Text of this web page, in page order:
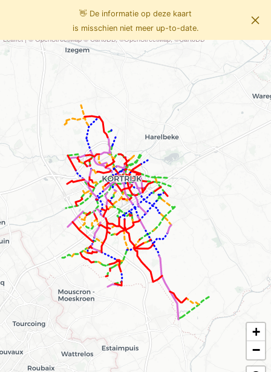
👋 De informatie op deze kaart
is misschien niet meer up-to-date.
×
Info
+
−
Leaflet| ©OpenStreetMap©CartoDB, ©OpenStreetMap, ©CartoDB